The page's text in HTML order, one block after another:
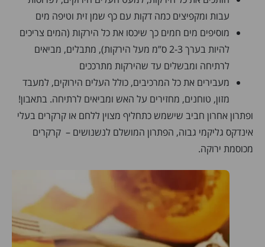
עבות ומקפיצים כמה דקות עם כף שמן זית וטיפה מים
מוסיפים מים חמים כך שיכסו את כל הירקות (המים צריכים
להיות בערך 2-3 ס”מ מעל הירקות), מתבלים, מביאים
לרתיחה ומבשלים עד שהירקות מתרככים
מעבירים את כל המרכיבים, כולל העלים הירוקים, למעבד
מזון, טוחנים, מחזירים על האש ומביאים לרתיחה. בתאבון!
ופתרון אחרון חביב שישמש כתחליף מצוין ללחם או קרקרים בעלי
אינדקס גליקמי גבוה, הפתרון המושלם לנשנושים – קרקרים
מכוסמת ירוקה.